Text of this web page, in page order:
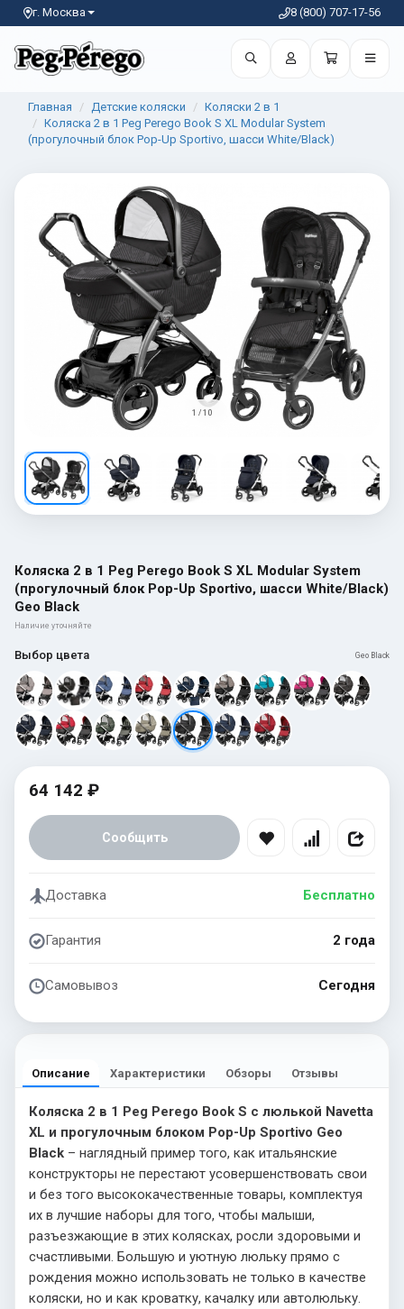
г. Москва 8 (800) 707-17-56
Главная Детские коляски
Коляски 2 в 1
Коляска 2 в 1 Peg Perego Book S XL Modular System
(прогулочный блок Pop-Up Sportivo, шасси White/Black)
1 / 10
Коляска 2 в 1 Peg Perego Book S XL Modular System
(прогулочный блок Pop-Up Sportivo, шасси White/Black)
Geo Black
Наличие уточняйте
Выбор цвета Geo Black
64 142 ₽
Сообщить
Доставка Бесплатно
Гарантия 2 года
Самовывоз Сегодня
Описание Характеристики Обзоры Отзывы
Коляска 2 в 1 Peg Perego Book S с люлькой Navetta
XL и прогулочным блоком Pop-Up Sportivo Geo
Black – наглядный пример того, как итальянские
конструкторы не перестают усовершенствовать свои
и без того высококачественные товары, комплектуя
их в лучшие наборы для того, чтобы малыши,
разъезжающие в этих колясках, росли здоровыми и
счастливыми. Большую и уютную люльку прямо с
рождения можно использовать не только в качестве
коляски, но и как кроватку, качалку или автолюльку.